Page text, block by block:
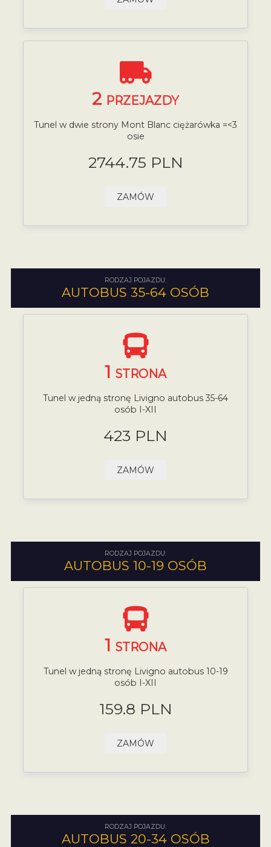
2 PRZEJAZDY
Tunel w dwie strony Mont Blanc ciężarówka =<3
osie
2744.75 PLN
ZAMÓW
RODZAJ POJAZDU:
AUTOBUS 35-64 OSÓB
1 STRONA
Tunel w jedną stronę Livigno autobus 35-64
osób I-XII
423 PLN
ZAMÓW
RODZAJ POJAZDU:
AUTOBUS 10-19 OSÓB
1 STRONA
Tunel w jedną stronę Livigno autobus 10-19
osób I-XII
159.8 PLN
ZAMÓW
RODZAJ POJAZDU:
AUTOBUS 20-34 OSÓB